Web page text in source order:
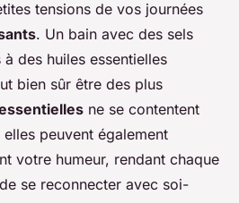
tensions de vos journées
. Un bain avec des sels
des huiles essentielles
bien sûr être des plus
ne se contentent
peuvent également
votre humeur, rendant chaque
se reconnecter avec soi-